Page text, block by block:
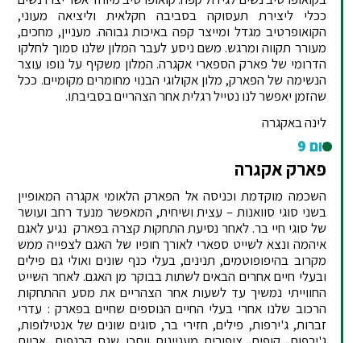
ככלי ליצירת תעסוקה בסביבה חקלאית וליציאה מעוני,
הקואופרטיב מגדל ומייצר קפה באיכות גבוהה. מעניין, מחכים,
מעורר תקווה ומרגש. משם ניסע לעבר המלון שלנו סמוך לחלקו
הדרומי של פארק הספארי אקגרה. המלון משקיף על נופו עוצר
הנשימה של הפארק, מלון אקולוגי הבנוי מחומרים מקומיים. ככל
שהזמן יאפשר לנו נטייל רגלית אחר הצהריים בסביבתו.
לינה באקגרה
יום 9
פארק אקגרה
השכמה מוקדמת וכניסה אל הפארק הלאומי אקגרה המאופיין
בשני סוגי סוואנות – עצית ושיחית, המאפשר מנעד רחב ועושר
של סוגי חיי בר. לאחר נסיעת התחקות קצרה בפארק נגיע לאגם
איהמה ונצא לשייט ספארי לאורך חופיו של האגם לצפייה ממש
מקרוב בהיפופוטמים, תנינים, בעלי כנף שונים ואולי גם פילים
ובעלי חיים אחרים הבאים לשתות בבוקר מן האגם. לאחר השייט
החווייתי נמשיך עד לשעות אחר הצהריים את מסע ההתחקות
הרכוב שלנו אחרי בעלי החיים הנוספים שחיים בפארק : עדרי
זברות, ג'ירפות, פילים, חזירי בר, סוגים שונים של אנטילופות,